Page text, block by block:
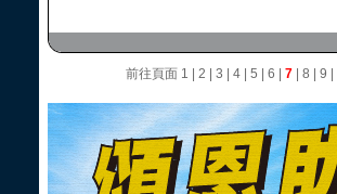
前往頁面 1 2 3 4| 5 6 7| 8 9